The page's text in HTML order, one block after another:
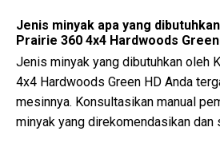
Jenis minyak apa yang
Prairie 360 4x4 Hardwoods Green
Jenis minyak yang dibutuhkan oleh
4x4 Hardwoods Green HD Anda
mesinnya. Konsultasikan manual
minyak yang direkomendasikan dan